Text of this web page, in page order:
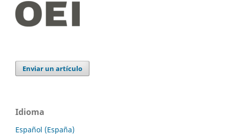
Enviar un artículo
Idioma
Español (España)